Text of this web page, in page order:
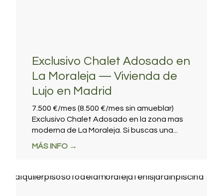
Exclusivo Chalet Adosado en
La Moraleja — Vivienda de
Lujo en Madrid
7.500 €/mes (8.500 €/mes sin amueblar)
Exclusivo Chalet Adosado en la zona mas
moderna de La Moraleja. Si buscas una...
MÁS INFO →